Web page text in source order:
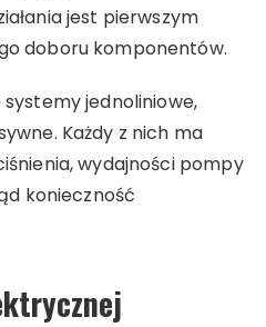
jest pierwszym
doboru komponentów.
jednoliniowe,
Każdy z nich ma
wydajności pompy
konieczność